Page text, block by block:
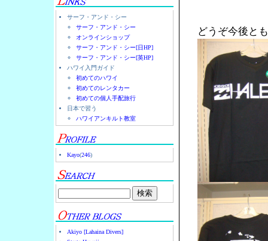
サーフ・アンド・シー
サーフ・アンド・シー
オンラインショップ
サーフ・アンド・シー[日HP]
サーフ・アンド・シー[英HP]
ハワイ入門ガイド
初めてのハワイ
初めてのレンタカー
初めての個人手配旅行
日本で習う
ハワイアンキルト教室
Kayo(246)
Akiyo [Lahaina Divers]
どうぞ今後と